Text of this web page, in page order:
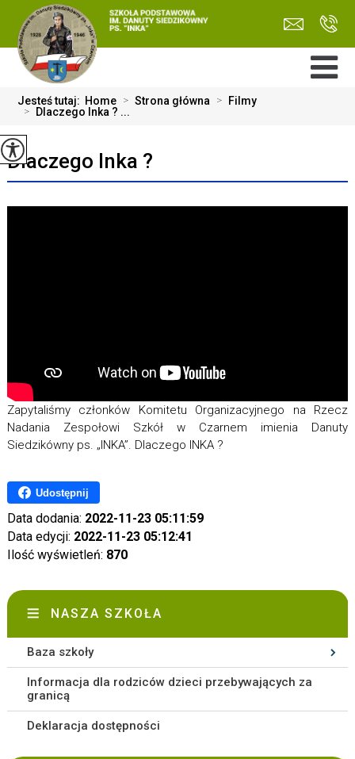
Jesteś tutaj: Home > Strona główna > Filmy
> Dlaczego Inka ? ...
Dlaczego Inka ?
Zapytaliśmy członków Komitetu Organizacyjnego na Rzecz
Nadania Zespołowi Szkół w Czarnem imienia Danuty
Siedzikówny ps. „INKA”. Dlaczego INKA ?
Udostępnij
Data dodania: 2022-11-23 05:11:59
Data edycji: 2022-11-23 05:12:41
Ilość wyświetleń: 870
NASZA SZKOŁA
Baza szkoły
Informacja dla rodziców dzieci przebywających za
granicą
Deklaracja dostępności